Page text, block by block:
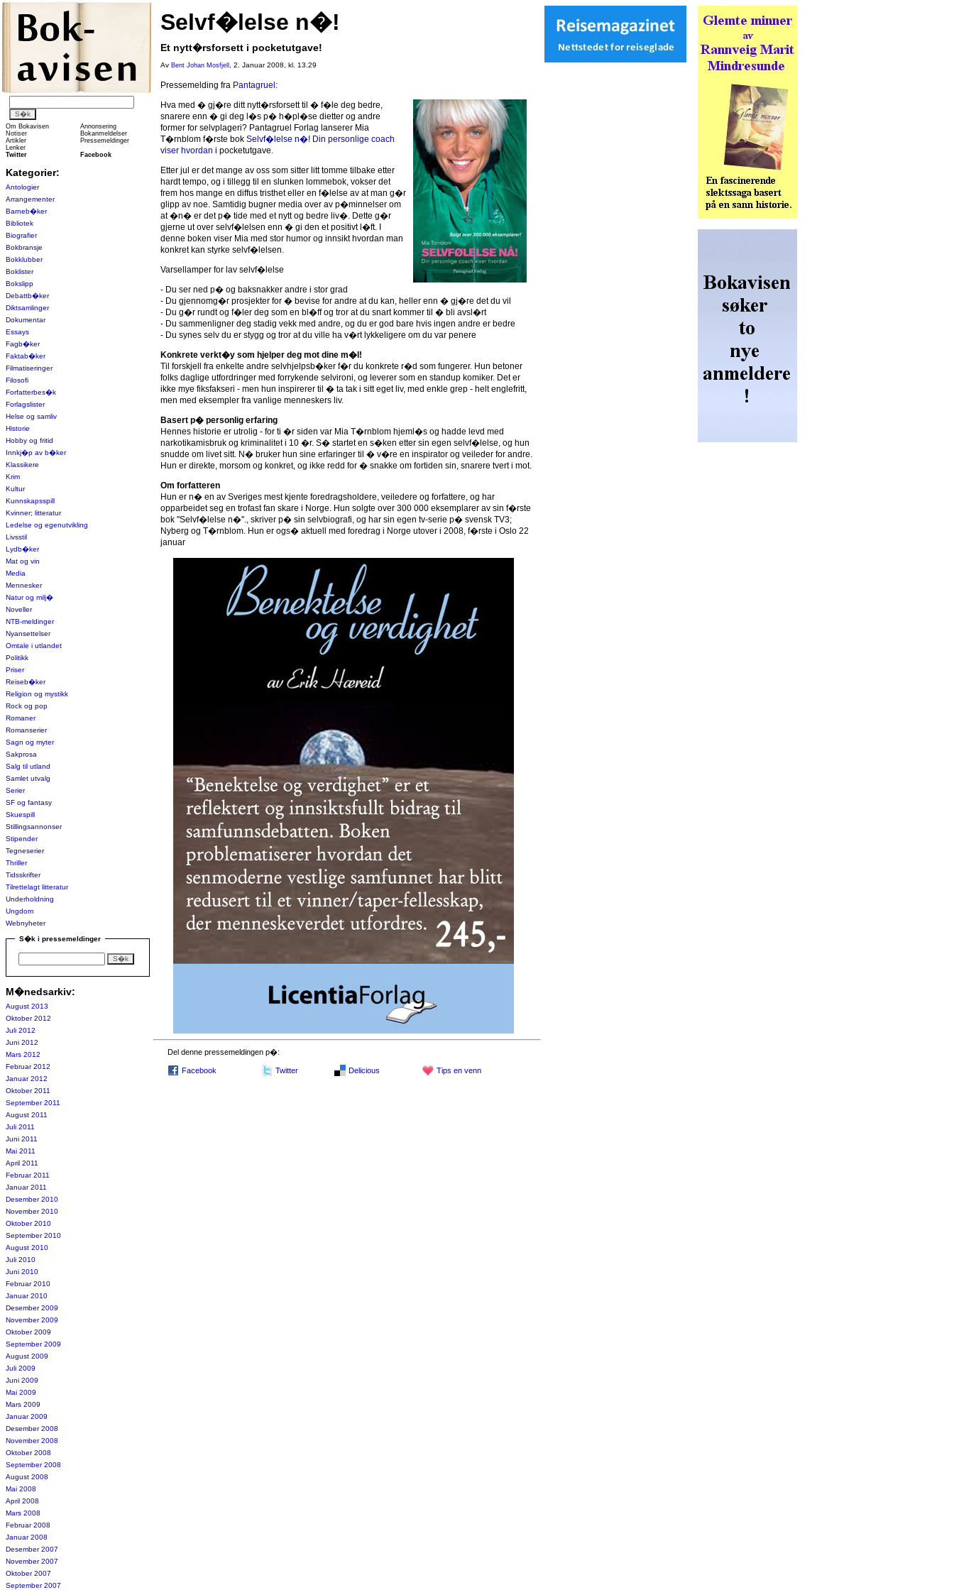
Om Bokavisen
Annonsering
Notiser
Bokanmeldelser
Artikler
Pressemeldinger
Lenker
Twitter
Facebook
Kategorier:
Antologier
Arrangementer
Barneb�ker
Bibliotek
Biografier
Bokbransje
Bokklubber
Boklister
Bokslipp
Debattb�ker
Diktsamlinger
Dokumentar
Essays
Fagb�ker
Faktab�ker
Filmatiseringer
Filosofi
Forfatterbes�k
Forlagslister
Helse og samliv
Historie
Hobby og fritid
Innkj�p av b�ker
Klassikere
Krim
Kultur
Kunnskapsspill
Kvinner; litteratur
Ledelse og egenutvikling
Livsstil
Lydb�ker
Mat og vin
Media
Mennesker
Natur og milj�
Noveller
NTB-meldinger
Nyansettelser
Omtale i utlandet
Politikk
Priser
Reiseb�ker
Religion og mystikk
Rock og pop
Romaner
Romanserier
Sagn og myter
Sakprosa
Salg til utland
Samlet utvalg
Serier
SF og fantasy
Skuespill
Stillingsannonser
Stipender
Tegneserier
Thriller
Tidsskrifter
Tilrettelagt litteratur
Underholdning
Ungdom
Webnyheter
S�k i pressemeldinger
M�nedsarkiv:
August 2013
Oktober 2012
Juli 2012
Juni 2012
Mars 2012
Februar 2012
Januar 2012
Oktober 2011
September 2011
August 2011
Juli 2011
Juni 2011
Mai 2011
April 2011
Februar 2011
Januar 2011
Desember 2010
November 2010
Oktober 2010
September 2010
August 2010
Juli 2010
Juni 2010
Februar 2010
Januar 2010
Desember 2009
November 2009
Oktober 2009
September 2009
August 2009
Juli 2009
Juni 2009
Mai 2009
Mars 2009
Januar 2009
Desember 2008
November 2008
Oktober 2008
September 2008
August 2008
Mai 2008
April 2008
Mars 2008
Februar 2008
Januar 2008
Desember 2007
November 2007
Oktober 2007
September 2007
Selvf�lelse n�!
Et nytt�rsforsett i pocketutgave!
Av Bent Johan Mosfjell , 2. Januar 2008, kl. 13.29
Pressemelding fra Pantagruel :
Hva med � gj�re ditt nytt�rsforsett til � f�le deg bedre,
snarere enn � gi deg l�s p� h�pl�se dietter og andre
former for selvplageri? Pantagruel Forlag lanserer Mia
T�rnblom f�rste bok Selvf�lelse n�! Din personlige coach
viser hvordan i pocketutgave.
Etter jul er det mange av oss som sitter litt tomme tilbake etter
hardt tempo, og i tillegg til en slunken lommebok, vokser det
frem hos mange en diffus tristhet eller en f�lelse av at man g�r
glipp av noe. Samtidig bugner media over av p�minnelser om
at �n� er det p� tide med et nytt og bedre liv�. Dette g�r
gjerne ut over selvf�lelsen enn � gi den et positivt l�ft. I
denne boken viser Mia med stor humor og innsikt hvordan man
konkret kan styrke selvf�lelsen.
Varsellamper for lav selvf�lelse
- Du ser ned p� og baksnakker andre i stor grad
- Du gjennomg�r prosjekter for � bevise for andre at du kan, heller enn � gj�re det du vil
- Du g�r rundt og f�ler deg som en bl�ff og tror at du snart kommer til � bli avsl�rt
- Du sammenligner deg stadig vekk med andre, og du er god bare hvis ingen andre er bedre
- Du synes selv du er stygg og tror at du ville ha v�rt lykkeligere om du var penere
Konkrete verkt�y som hjelper deg mot dine m�l!
Til forskjell fra enkelte andre selvhjelpsb�ker f�r du konkrete r�d som fungerer. Hun betoner
folks daglige utfordringer med forrykende selvironi, og leverer som en standup komiker. Det er
ikke mye fiksfakseri - men hun inspirerer til � ta tak i sitt eget liv, med enkle grep - helt englefritt,
men med eksempler fra vanlige menneskers liv.
Basert p� personlig erfaring
Hennes historie er utrolig - for ti �r siden var Mia T�rnblom hjeml�s og hadde levd med
narkotikamisbruk og kriminalitet i 10 �r. S� startet en s�ken etter sin egen selvf�lelse, og hun
snudde om livet sitt. N� bruker hun sine erfaringer til � v�re en inspirator og veileder for andre.
Hun er direkte, morsom og konkret, og ikke redd for � snakke om fortiden sin, snarere tvert i mot.
Om forfatteren
Hun er n� en av Sveriges mest kjente foredragsholdere, veiledere og forfattere, og har
opparbeidet seg en trofast fan skare i Norge. Hun solgte over 300 000 eksemplarer av sin f�rste
bok "Selvf�lelse n�"., skriver p� sin selvbiografi, og har sin egen tv-serie p� svensk TV3;
Nyberg og T�rnblom. Hun er ogs� aktuell med foredrag i Norge utover i 2008, f�rste i Oslo 22
januar
Del denne pressemeldingen p�:
Facebook Twitter Delicious Tips en venn